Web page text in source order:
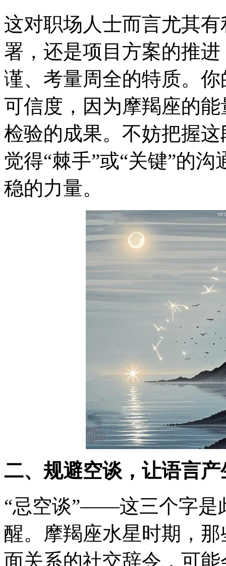
这对职场人士而言尤其
署，还是项目方案的推
谨、考量周全的特质。
可信度，因为摩羯座的
检验的成果。不妨把握
觉得“棘手”或“关键”的
稳的力量。
二、规避空谈，让语言
“忌空谈”——这三个字是
醒。摩羯座水星时期，
面关系的社交辞令，可